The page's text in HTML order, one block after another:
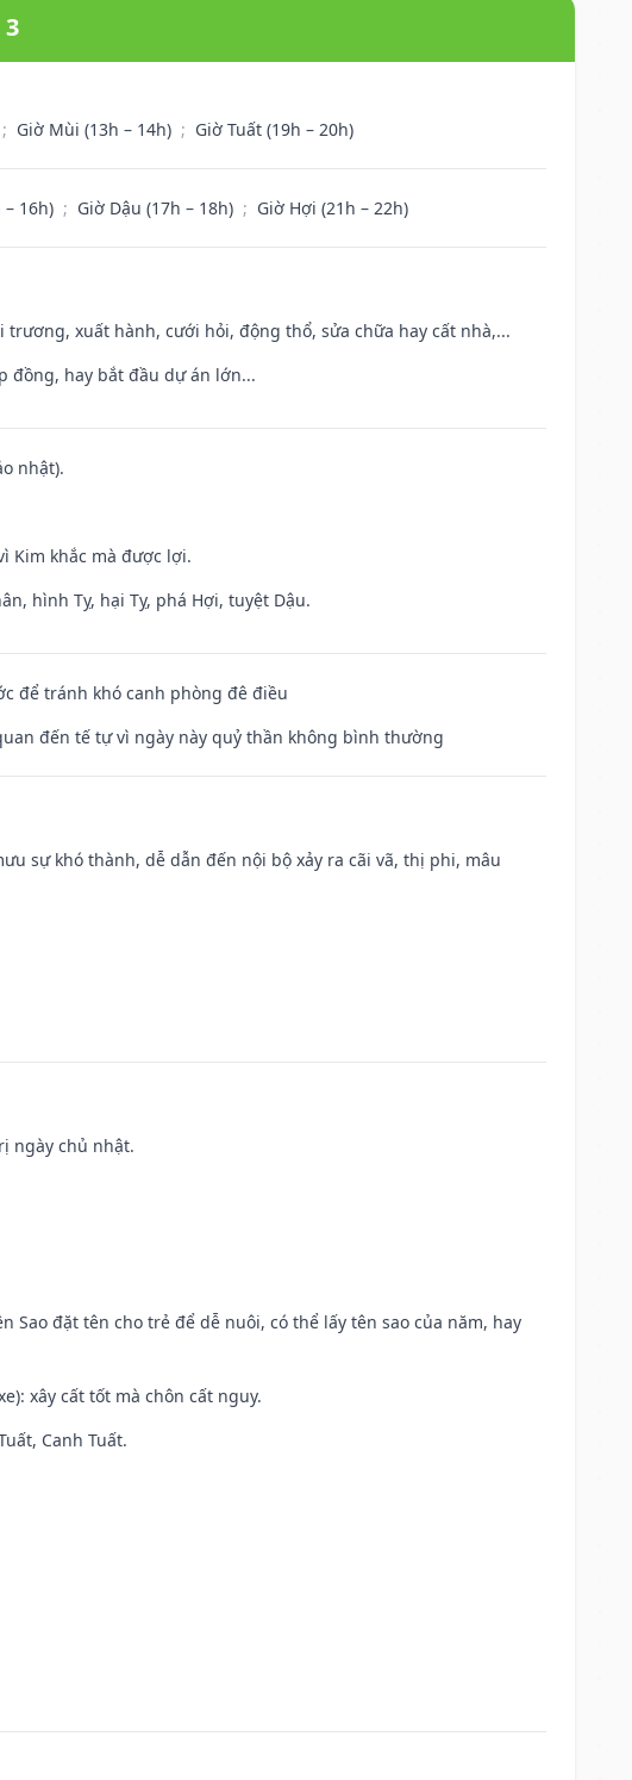
; Giờ Mùi (13h – 14h) ; Giờ Tuất (19h – 20h)
– 16h) ; Giờ Dậu (17h – 18h) ; Giờ Hợi (21h – 22h)
xuất hành, cưới hỏi, động thổ, sửa chữa hay cất nhà,...
đồng, hay bắt đầu dự án lớn...
nhật).
Kim khắc mà được lợi.
hình Tỵ, hại Tỵ, phá Hợi, tuyệt Dậu.
để tránh khó canh phòng đê điều
đến tế tự vì ngày này quỷ thần không bình thường
sự khó thành, dễ dẫn đến nội bộ xảy ra cãi vã, thị phi, mâu
ngày chủ nhật.
Sao đặt tên cho trẻ để dễ nuôi, có thể lấy tên sao của năm, hay
xây cất tốt mà chôn cất nguy.
Canh Tuất.